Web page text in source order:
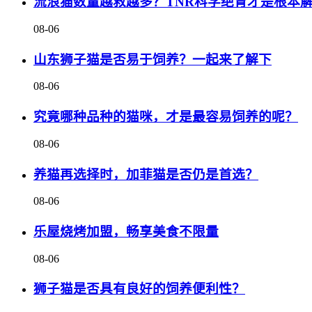
08-06
山东狮子猫是否易于饲养？一起来了解下
08-06
究竟哪种品种的猫咪，才是最容易饲养的呢？
08-06
养猫再选择时，加菲猫是否仍是首选？
08-06
乐屋烧烤加盟，畅享美食不限量
08-06
狮子猫是否具有良好的饲养便利性？